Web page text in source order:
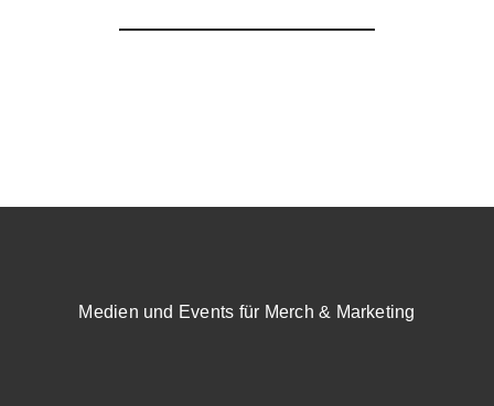
Medien und Events für Merch & Marketing